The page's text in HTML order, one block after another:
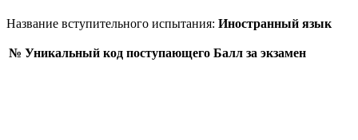
Название вступительного испытания: Иностранный язык
№ Уникальный код поступающего Балл за экзамен